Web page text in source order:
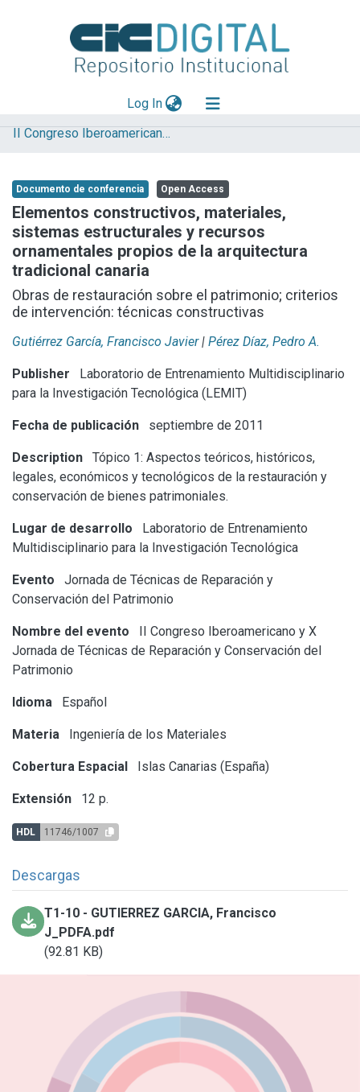
Log In(current)
Explorar
Aportar material
Statistics
II Congreso Iberoamericano y X Jornada de Técnicas de Reparación y Conservación del Patrimonio
Documento de conferencia Open Access
Elementos constructivos, materiales,
sistemas estructurales y recursos
ornamentales propios de la arquitectura
tradicional canaria
Obras de restauración sobre el patrimonio; criterios
de intervención: técnicas constructivas
Gutiérrez García, Francisco Javier | Pérez Díaz, Pedro A.
Publisher
Laboratorio de Entrenamiento Multidisciplinario
para la Investigación Tecnológica (LEMIT)
Fecha de publicación septiembre de 2011
Description
Tópico 1: Aspectos teóricos, históricos,
legales, económicos y tecnológicos de la restauración y
conservación de bienes patrimoniales.
Lugar de desarrollo
Laboratorio de Entrenamiento
Multidisciplinario para la Investigación Tecnológica
Evento
Jornada de Técnicas de Reparación y
Conservación del Patrimonio
Nombre del evento
II Congreso Iberoamericano y X
Jornada de Técnicas de Reparación y Conservación del
Patrimonio
Idioma Español
Materia Ingeniería de los Materiales
Cobertura Espacial Islas Canarias (España)
Extensión 12 p.
HDL 11746/1007
Descargas
T1-10 - GUTIERREZ GARCIA, Francisco
J_PDFA.pdf
(92.81 KB)